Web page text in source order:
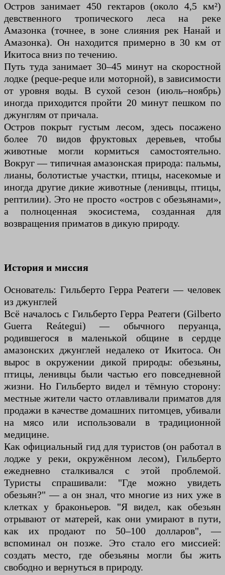
Остров занимает 450 гектаров (около 4,5 км²)
девственного тропического леса на реке
Амазонка (точнее, в зоне слияния рек Нанай и
Амазонка). Он находится примерно в 30 км от
Икитоса вниз по течению.
Путь туда занимает 30–45 минут на скоростной
лодке (peque-peque или моторной), в зависимости
от уровня воды. В сухой сезон (июль–ноябрь)
иногда приходится пройти 20 минут пешком по
джунглям от причала.
Остров покрыт густым лесом, здесь посажено
более 70 видов фруктовых деревьев, чтобы
животные могли кормиться самостоятельно.
Вокруг — типичная амазонская природа: пальмы,
лианы, болотистые участки, птицы, насекомые и
иногда другие дикие животные (ленивцы, птицы,
рептилии). Это не просто «остров с обезьянами»,
а полноценная экосистема, созданная для
возвращения приматов в дикую природу.
История и миссия
Основатель: Гильберто Герра Реатеги — человек
из джунглей
Всё началось с Гильберто Герра Реатеги (Gilberto
Guerra Reátegui) — обычного перуанца,
родившегося в маленькой общине в сердце
амазонских джунглей недалеко от Икитоса. Он
вырос в окружении дикой природы: обезьяны,
птицы, ленивцы были частью его повседневной
жизни. Но Гильберто видел и тёмную сторону:
местные жители часто отлавливали приматов для
продажи в качестве домашних питомцев, убивали
на мясо или использовали в традиционной
медицине.
Как официальный гид для туристов (он работал в
лодже у реки, окружённом лесом), Гильберто
ежедневно сталкивался с этой проблемой.
Туристы спрашивали: "Где можно увидеть
обезьян?" — а он знал, что многие из них уже в
клетках у браконьеров. "Я видел, как обезьян
отрывают от матерей, как они умирают в пути,
как их продают по 50–100 долларов", —
вспоминал он позже. Это стало его миссией:
создать место, где обезьяны могли бы жить
свободно и вернуться в природу.